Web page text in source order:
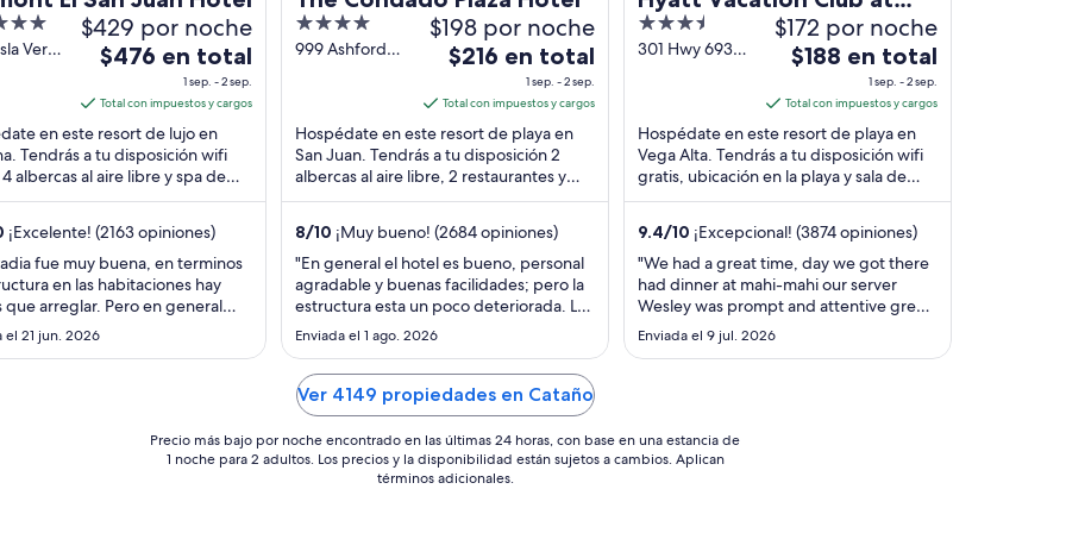
Verde
$429 por noche
El
es
de
$476
en
total
por
noche
del
sep
al
$476 en total
1 sep. - 2 sep.
Total con impuestos y cargos
en este resort de lujo en
Tendrás a tu disposición wifi
albercas al aire libre y spa de
completo. Nuestros huéspedes
¡Excelente! (2163 opiniones)
fue muy buena, en terminos
en las habitaciones hay
que arreglar. Pero en general
bueno"
el 21 jun. 2026
4
out
999 Ashford
$198 por noche
El
es
de
$216
en
total
por
noche
del
1
al
2
sep
$216 en total
1 sep. - 2 sep.
Total con impuestos y cargos
Hospédate en este resort de playa en
San Juan. Tendrás a tu disposición 2
albercas al aire libre, 2 restaurantes y
ubicación en la playa. Nuestros
8/10 ¡Muy bueno! (2684 opiniones)
"En general el hotel es bueno, personal
agradable y buenas facilidades; pero la
estructura esta un poco deteriorada. Las
alfombras de los pasillos lucen sucias y
las habitaciones necesitan un upgrade a
nivel general. Durante la estancia el TV
no funcionaba, luego lo revisaron y solo
tenia acceso a ..."
Enviada el 1 ago. 2026
Hacienda del Mar, Dorado
3.5
out
301 Hwy 693
$172 por noche
El
es
de
$188
en
total
por
noche
del
1
al
$188 en total
1 sep. - 2 sep.
Total con impuestos y cargos
Hospédate en este resort de playa en
Vega Alta. Tendrás a tu disposición wifi
gratis, ubicación en la playa y sala de
fitness. Nuestros huéspedes destacan la
9.4/10 ¡Excepcional! (3874 opiniones)
"We had a great time, day we got there
had dinner at mahi-mahi our server
Wesley was prompt and attentive great
service and great food. Spent the day
by the pool enjoying the amenities and
Enviada el 9 jul. 2026
Ver 4149 propiedades en Cataño
Precio más bajo por noche encontrado en las últimas 24 horas, con base en una estancia de
1 noche para 2 adultos. Los precios y la disponibilidad están sujetos a cambios. Aplican
términos adicionales.